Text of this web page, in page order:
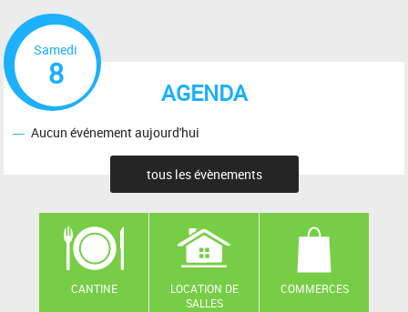
AGENDA
Samedi
8
Aucun événement aujourd'hui
tous les évènements
CANTINE
LOCATION DE
SALLES
COMMERCES